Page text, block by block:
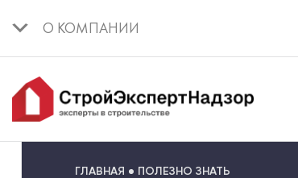
О КОМПАНИИ
ГЛАВНАЯ ПОЛЕЗНО ЗНАТЬ